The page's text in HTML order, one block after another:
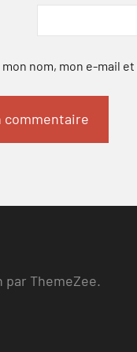
nom, mon e-mail
par ThemeZee.